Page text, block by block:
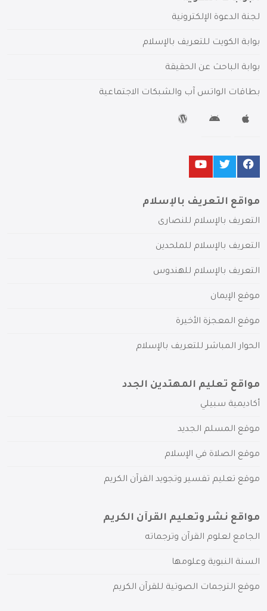
لجنة الدعوة الإلكترونية
بوابة الكويت للتعريف بالإسلام
بوابة الباحث عن الحقيقة
بطاقات الواتس آب والشبكات الاجتماعية
مواقع التعريف بالإسلام
التعريف بالإسلام للنصارى
التعريف بالإسلام للملحدين
التعريف بالإسلام للهندوس
موقع الإيمان
موقع المعجزة الأخيرة
الحوار المباشر للتعريف بالإسلام
مواقع تعليم المهتدين الجدد
أكاديمية سبيلي
موقع المسلم الجديد
موقع الصلاة في الإسلام
موقع تعليم تفسير وتجويد القرآن الكريم
مواقع نشر وتعليم القرآن الكريم
الجامع لعلوم القرآن وترجماته
السنة النبوية وعلومها
موقع الترجمات الصوتية للقرآن الكريم